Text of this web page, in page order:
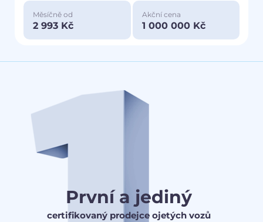
Měsíčně od
2 993 Kč
Akční cena
1 000 000 Kč
První a jediný
certifikovaný prodejce ojetých vozů